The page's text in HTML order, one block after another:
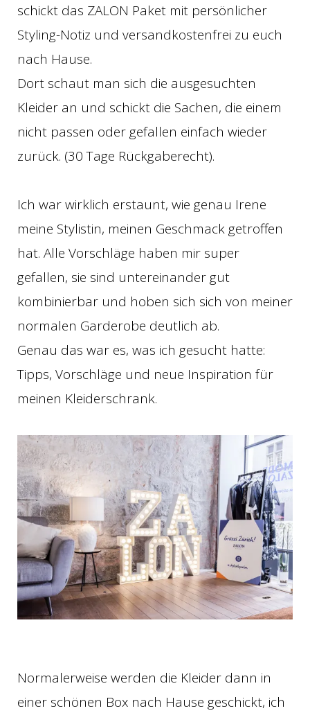
schickt das ZALON Paket mit persönlicher
Styling-Notiz und versandkostenfrei zu euch
nach Hause.
Dort schaut man sich die ausgesuchten
Kleider an und schickt die Sachen, die einem
nicht passen oder gefallen einfach wieder
zurück. (30 Tage Rückgaberecht).
Ich war wirklich erstaunt, wie genau Irene
meine Stylistin, meinen Geschmack getroffen
hat. Alle Vorschläge haben mir super
gefallen, sie sind untereinander gut
kombinierbar und hoben sich sich von meiner
normalen Garderobe deutlich ab.
Genau das war es, was ich gesucht hatte:
Tipps, Vorschläge und neue Inspiration für
meinen Kleiderschrank.
Normalerweise werden die Kleider dann in
einer schönen Box nach Hause geschickt, ich